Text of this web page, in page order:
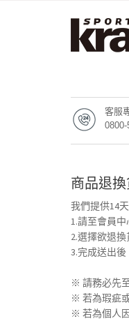
客服
0800-
商品退
我們提供14
1.請至會員
2.選擇欲退
3.完成送出後
※ 請務必先
※ 若為瑕疵
※ 若為個人